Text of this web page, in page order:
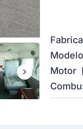
Modelo
Motor